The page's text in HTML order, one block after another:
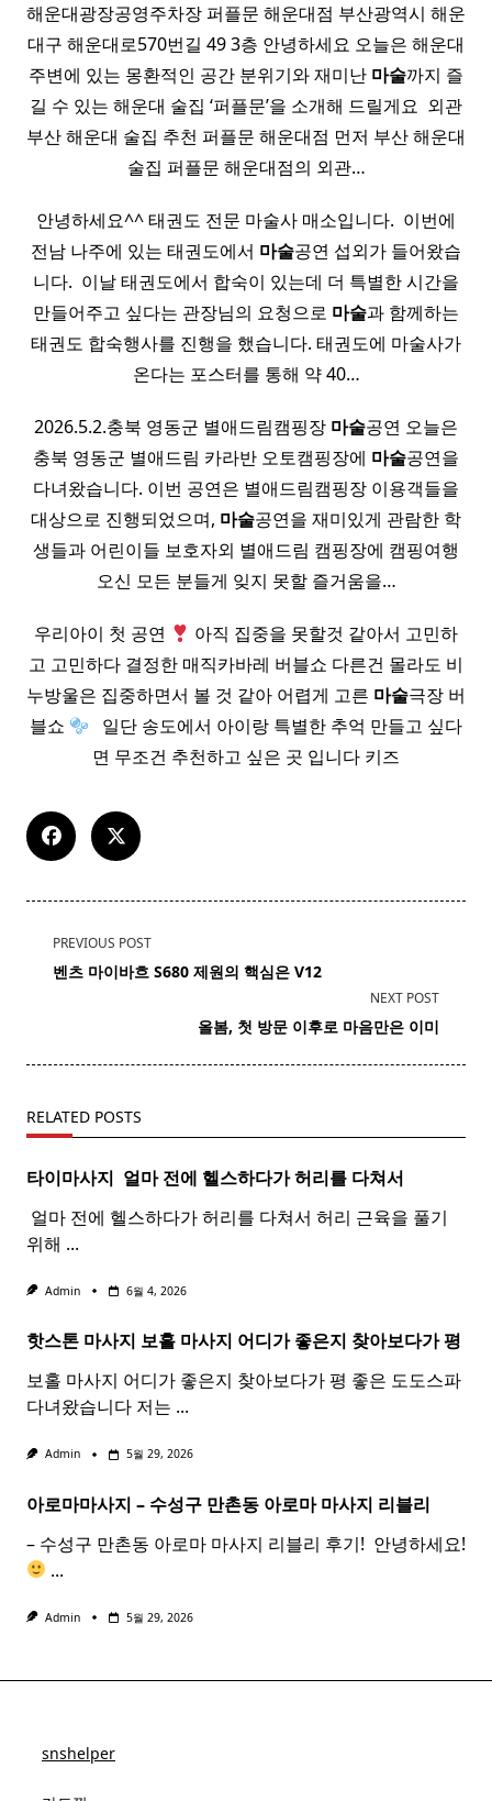
해운대광장공영주차장 퍼플문 해운대점 부산광역시 해운
대구 해운대로570번길 49 3층 안녕하세요 오늘은 해운대
주변에 있는 몽환적인 공간 분위기와 재미난 마술까지 즐
길 수 있는 해운대 술집 ‘퍼플문’을 소개해 드릴게요 ​ 외관
부산 해운대 술집 추천 퍼플문 해운대점 먼저 부산 해운대
술집 퍼플문 해운대점의 외관…
안녕하세요^^ 태권도 전문 마술사 매소입니다. ​ 이번에
전남 나주에 있는 태권도에서 마술공연 섭외가 들어왔습
니다. ​ 이날 태권도에서 합숙이 있는데 더 특별한 시간을
만들어주고 싶다는 관장님의 요청으로 마술과 함께하는
태권도 합숙행사를 진행을 했습니다. 태권도에 마술사가
온다는 포스터를 통해 약 40…
2026.5.2.충북 영동군 별애드림캠핑장 마술공연 오늘은
충북 영동군 별애드림 카라반 오토캠핑장에 마술공연을
다녀왔습니다. 이번 공연은 별애드림캠핑장 이용객들을
대상으로 진행되었으며, 마술공연을 재미있게 관람한 학
생들과 어린이들 보호자외 별애드림 캠핑장에 캠핑여행
오신 모든 분들게 잊지 못할 즐거움을…
우리아이 첫 공연
아직 집중을 못할것 같아서 고민하
고 고민하다 결정한 매직카바레 버블쇼​ 다른건 몰라도 비
누방울은 집중하면서 볼 것 같아 어렵게 고른 마술극장 버
블쇼
​ ​ 일단 송도에서 아이랑 특별한 추억 만들고 싶다
면 무조건 추천하고 싶은 곳 입니다 키즈
<span
class="nav-
text">Page</span>
PREVIOUS POST
벤츠 마이바흐 S680 제원의 핵심은 V12
NEXT POST
올봄, 첫 방문 이후로 마음만은 이미
RELATED POSTS
타이마사지 ​ 얼마 전에 헬스하다가 허리를 다쳐서
​ 얼마 전에 헬스하다가 허리를 다쳐서 허리 근육을 풀기
위해 ...
Admin 6월 4, 2026
핫스톤 마사지 보홀 마사지 어디가 좋은지 찾아보다가 평
보홀 마사지 어디가 좋은지 찾아보다가 평 좋은 도도스파
다녀왔습니다 저는 ...
Admin 5월 29, 2026
아로마마사지 – 수성구 만촌동 아로마 마사지 리블리
– 수성구 만촌동 아로마 마사지 리블리 후기! ​ 안녕하세요!
...
Admin 5월 29, 2026
snshelper